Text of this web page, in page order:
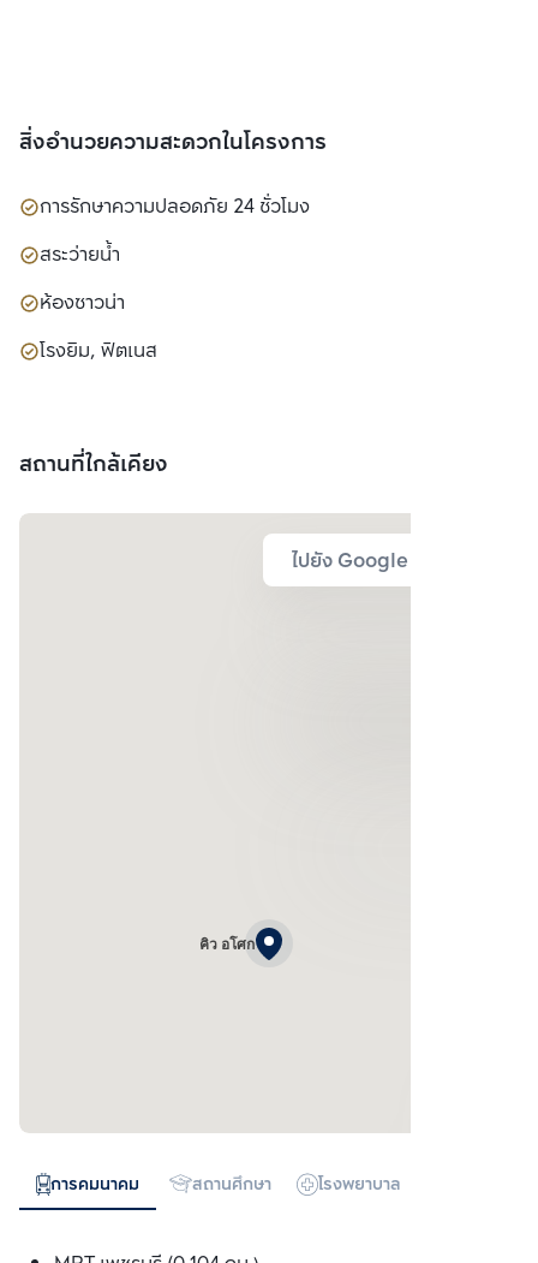
สิ่งอำนวยความสะดวกในโครงการ
การรักษาความปลอดภัย 24 ชั่วโมง
สระว่ายน้ำ
ห้องซาวน่า
โรงยิม, ฟิตเนส
สถานที่ใกล้เคียง
ไปยัง Google Map
คิว อโศก
การคมนาคม สถานศึกษา โรงพยาบาล